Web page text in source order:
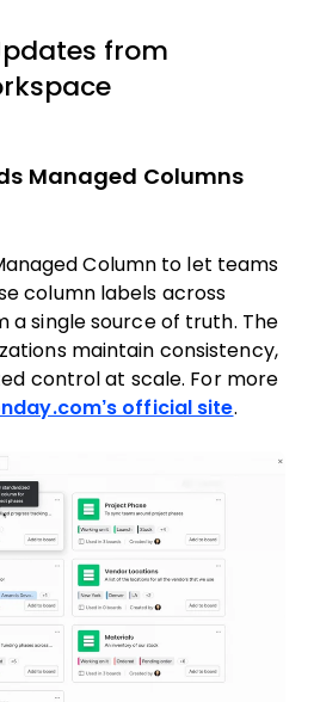
from
Managed Columns
Column to let teams
column labels across
a single source of truth. The
maintain consistency,
control at scale. For more
official site.